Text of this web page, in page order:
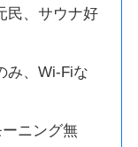
民、サウナ好
み、Wi-Fiな
ニング無